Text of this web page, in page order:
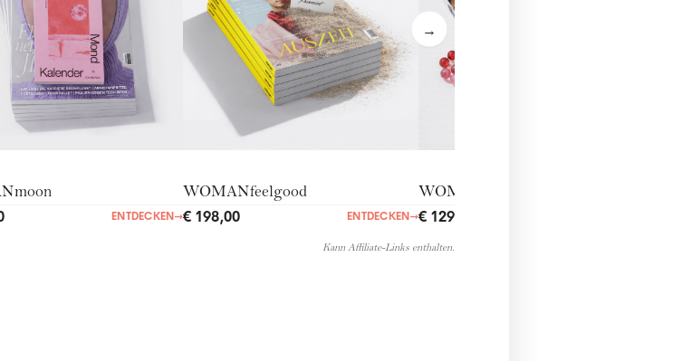
→
ENTDECKEN→
WOMANfeelgood
€ 198,00 ENTDECKEN→
WOMANcommunity
€ 129,00
Kann Affiliate-Links enthalten.